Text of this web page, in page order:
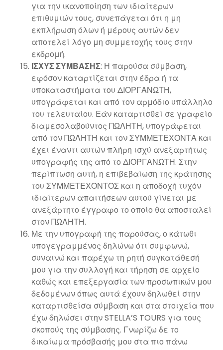
για την ικανοποίηση των ιδιαίτερων
επιθυμιών τους, συνεπάγεται ότι η μη
εκπλήρωση όλων ή μέρους αυτών δεν
αποτελεί λόγο μη συμμετοχής τους στην
εκδρομή.
ΙΣΧΥΣ ΣΥΜΒΑΣΗΣ: Η παρούσα σύμβαση,
εφόσον καταρτίζεται στην έδρα ή τα
υποκαταστήματα του ΔΙΟΡΓΑΝΩΤΗ,
υπογράφεται και από τον αρμόδιο υπάλληλο
του τελευταίου. Εάν καταρτισθεί σε γραφείο
διαμεσολαβούντος ΠΩΛΗΤΗ, υπογράφεται
από τον ΠΩΛΗΤΗ και τον ΣΥΜΜΕΤΕΧΟΝΤΑ και
έχει έναντι αυτών πλήρη ισχύ ανεξαρτήτως
υπογραφής της από το ΔΙΟΡΓΑΝΩΤΗ. Στην
περίπτωση αυτή, η επιβεβαίωση της κράτησης
του ΣΥΜΜΕΤΕΧΟΝΤΟΣ και η αποδοχή τυχόν
ιδιαίτερων απαιτήσεων αυτού γίνεται με
ανεξάρτητο έγγραφο το οποίο θα αποσταλεί
στον ΠΩΛΗΤΗ.
Με την υπογραφή της παρούσας, ο κάτωθι
υπογεγραμμένος δηλώνω ότι συμφωνώ,
συναινώ και παρέχω τη ρητή συγκατάθεσή
μου για την συλλογή και τήρηση σε αρχείο
καθώς και επεξεργασία των προσωπικών μου
δεδομένων όπως αυτά έχουν δηλωθεί στην
καταρτισθείσα σύμβαση και στα στοιχεία που
έχω δηλώσει στην STELLA’S TOURS για τους
σκοπούς της σύμβασης. Γνωρίζω δε το
δικαίωμα πρόσβασής μου στα πιο πάνω